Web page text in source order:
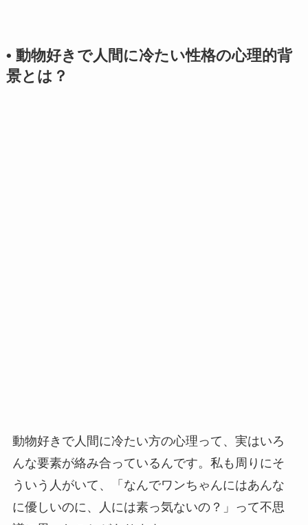
• 動物好きで人間に冷たい性格の心理的背
景とは？
動物好きで人間に冷たい方の心理って、実はいろ
んな要素が絡み合っているんです。私も周りにそ
ういう人がいて、「なんでワンちゃんにはあんな
に優しいのに、人には素っ気ないの？」って不思